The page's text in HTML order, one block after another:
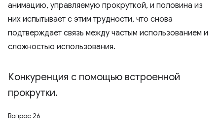
анимацию, управляемую прокруткой, и половина из
них испытывает с этим трудности, что снова
подтверждает связь между частым использованием и
сложностью использования.
Конкуренция с помощью встроенной
прокрутки.
Вопрос 26